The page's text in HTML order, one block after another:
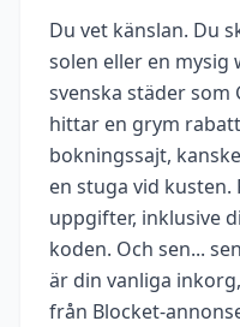
Du vet känslan. Du
solen eller en mysig
svenska städer
hittar en grym
bokningssajt,
en stuga vid
uppgifter, inklusive
koden. Och sen...
är din vanliga
från Blocket-